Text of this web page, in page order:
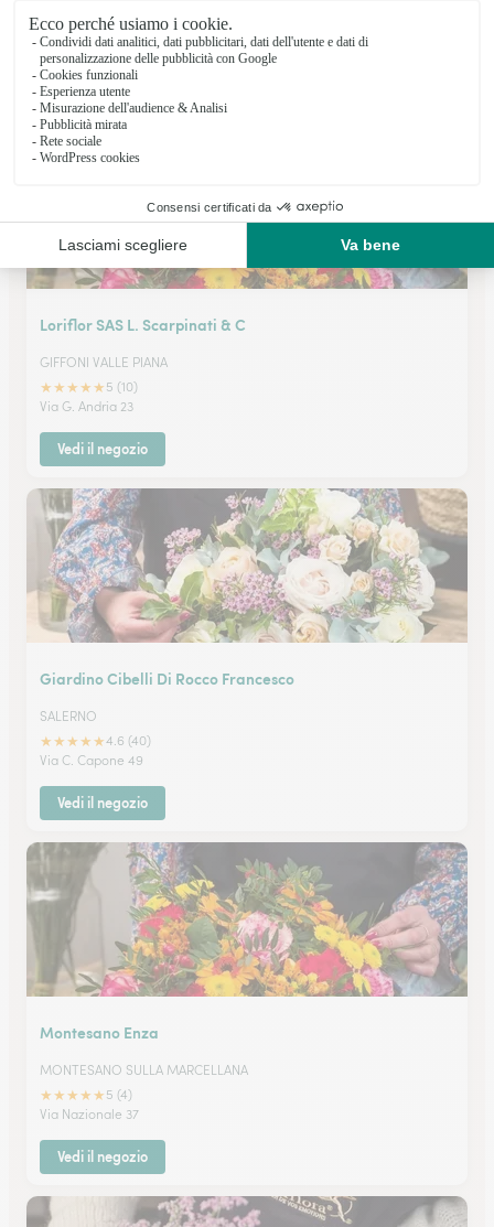
★★★★★4.6 (16)
Via A. Mazza 32
Vedi il negozio
Loriflor SAS L. Scarpinati & C
GIFFONI VALLE PIANA
★★★★★ 5 (10)
Via G. Andria 23
Vedi il negozio
Giardino Cibelli Di Rocco Francesco
SALERNO
★★★★★4.6 (40)
Via C. Capone 49
Vedi il negozio
Montesano Enza
MONTESANO SULLA MARCELLANA
★★★★★ 5 (4)
Via Nazionale 37
Vedi il negozio